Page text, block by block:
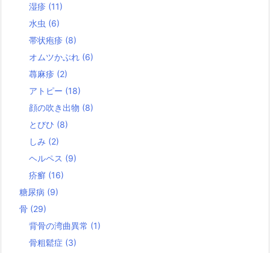
湿疹 (11)
水虫 (6)
帯状疱疹 (8)
オムツかぶれ (6)
蕁麻疹 (2)
アトピー (18)
顔の吹き出物 (8)
とびひ (8)
しみ (2)
ヘルペス (9)
疥癬 (16)
糖尿病 (9)
骨 (29)
背骨の湾曲異常 (1)
骨粗鬆症 (3)